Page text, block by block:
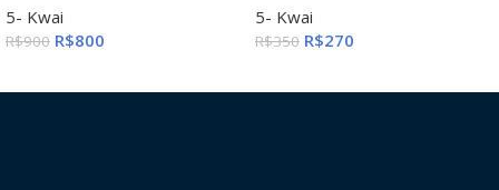
5- Kwai
R$900 R$800
5- Kwai
R$350 R$270